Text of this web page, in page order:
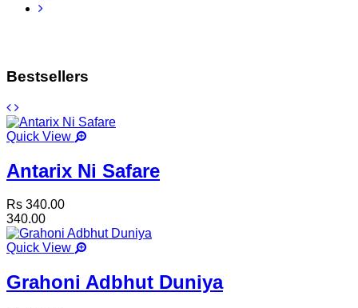
Bestsellers
Quick View
Antarix Ni Safare
Rs 340.00
340.00
Quick View
Grahoni Adbhut Duniya